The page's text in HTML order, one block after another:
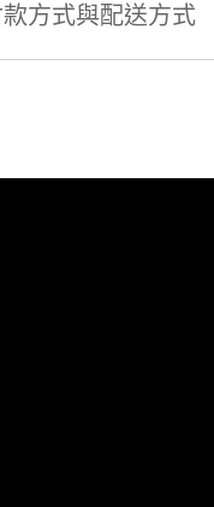
方式與配送方式